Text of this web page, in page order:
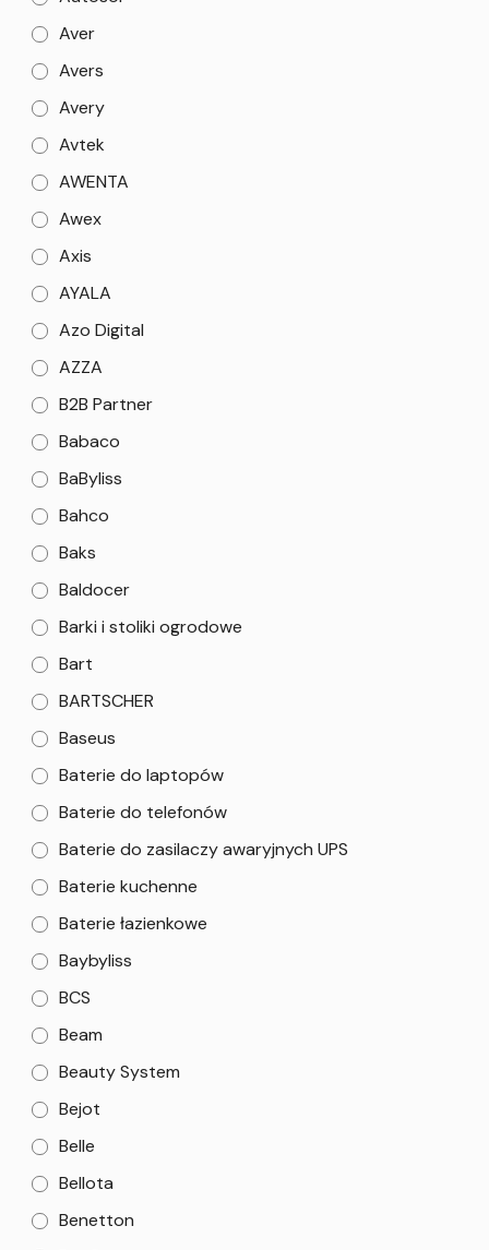
Aver
Avers
Avery
Avtek
AWENTA
Awex
Axis
AYALA
Azo Digital
AZZA
B2B Partner
Babaco
BaByliss
Bahco
Baks
Baldocer
Barki i stoliki ogrodowe
Bart
BARTSCHER
Baseus
Baterie do laptopów
Baterie do telefonów
Baterie do zasilaczy awaryjnych UPS
Baterie kuchenne
Baterie łazienkowe
Baybyliss
BCS
Beam
Beauty System
Bejot
Belle
Bellota
Benetton